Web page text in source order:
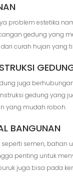
problem estetika
gedung yang
curah hujan yang
juga
gedung yang
yang mudah roboh.
BANGUNAN
semen, bahan
penting untuk
juga bisa pada